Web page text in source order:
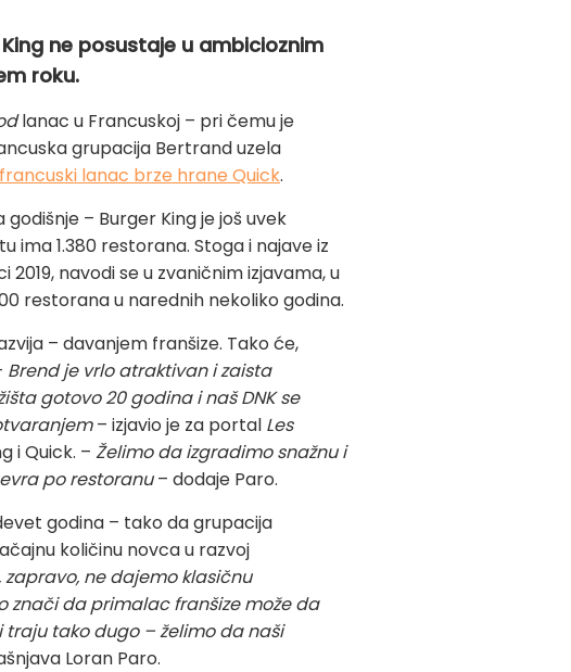
ne posustaje u ambicioznim
roku.
lanac u Francuskoj – pri čemu je
grupacija Bertrand uzela
francuski lanac brze hrane Quick.
– Burger King je još uvek
ima 1.380 restorana. Stoga i najave iz
navodi se u zvaničnim izjavama, u
restorana u narednih nekoliko godina.
– davanjem franšize. Tako će,
Brend je vrlo atraktivan i zaista
gotovo 20 godina i naš DNK se
– izjavio je za portal Les
i Quick. – Želimo da izgradimo snažnu i
po restoranu– dodaje Paro.
godina – tako da grupacija
količinu novca u razvoj
zapravo, ne dajemo klasičnu
znači da primalac franšize može da
tako dugo – želimo da naši
Loran Paro.